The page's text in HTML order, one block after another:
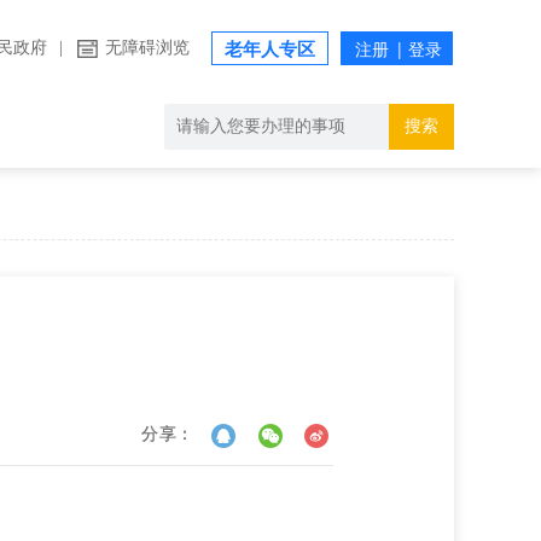
政府 无障碍浏览 老年人专区
搜索
分享：